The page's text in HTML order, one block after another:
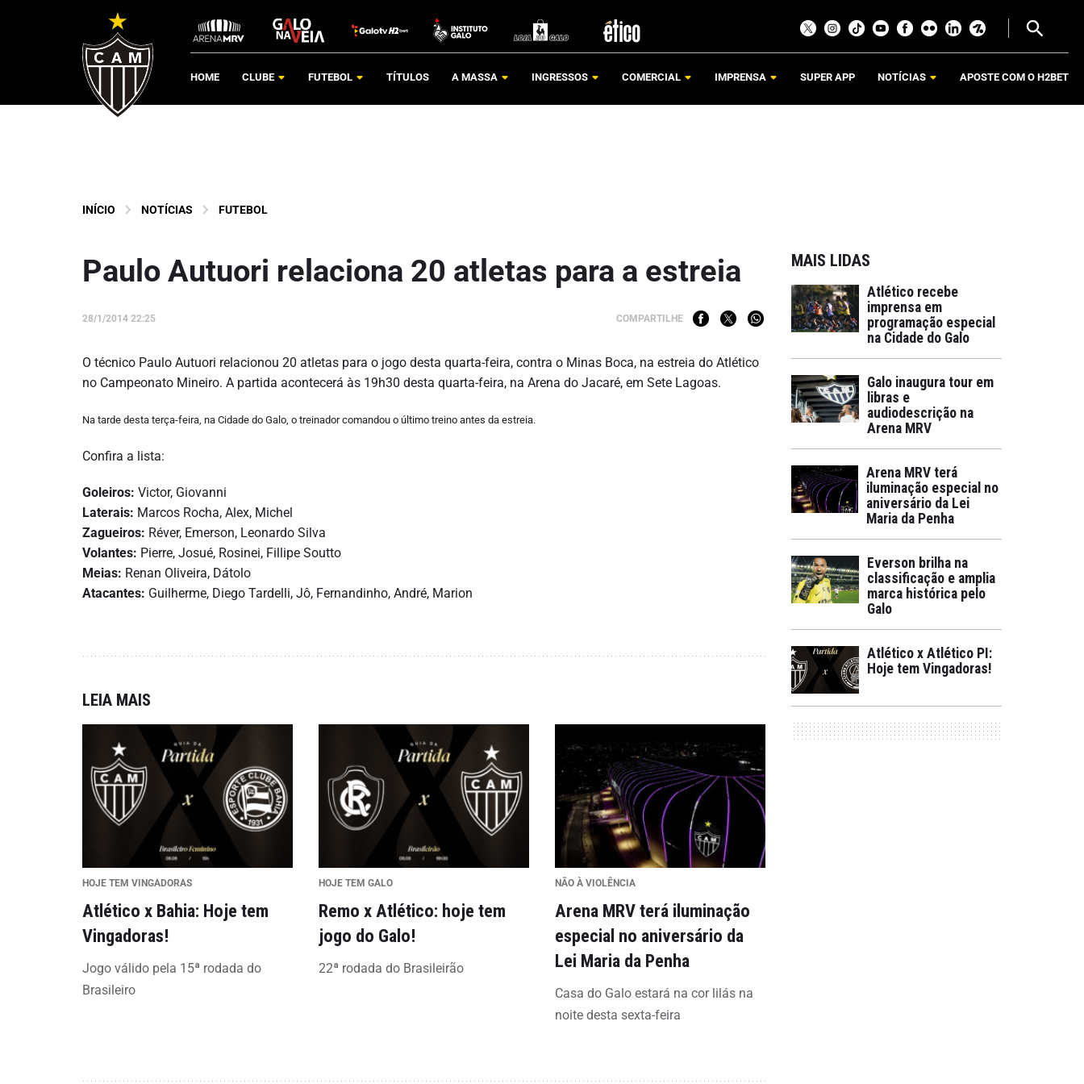
HOME CLUBE FUTEBOL TÍTULOS A MASSA INGRESSOS COMERCIAL IMPRENSA SUPER APP NOTÍCIAS APOSTE COM O H2BET
INÍCIO NOTÍCIAS FUTEBOL
Paulo Autuori relaciona 20 atletas para a estreia
28/1/2014 22:25 COMPARTILHE
O técnico Paulo Autuori relacionou 20 atletas para o jogo desta quarta-feira, contra o Minas Boca, na estreia do Atlético
no Campeonato Mineiro. A partida acontecerá às 19h30 desta quarta-feira, na Arena do Jacaré, em Sete Lagoas.
Na tarde desta terça-feira, na Cidade do Galo, o treinador comandou o último treino antes da estreia.
Confira a lista:
Goleiros: Victor, Giovanni
Laterais: Marcos Rocha, Alex, Michel
Zagueiros: Réver, Emerson, Leonardo Silva
Volantes: Pierre, Josué, Rosinei, Fillipe Soutto
Meias: Renan Oliveira, Dátolo
Atacantes: Guilherme, Diego Tardelli, Jô, Fernandinho, André, Marion
LEIA MAIS
HOJE TEM VINGADORAS
Atlético x Bahia: Hoje tem
Vingadoras!
Jogo válido pela 15ª rodada do
Brasileiro
HOJE TEM GALO
Remo x Atlético: hoje tem
jogo do Galo!
22ª rodada do Brasileirão
NÃO À VIOLÊNCIA
Arena MRV terá iluminação
especial no aniversário da
Lei Maria da Penha
Casa do Galo estará na cor lilás na
noite desta sexta-feira
MAIS LIDAS
Atlético recebe
imprensa em
programação especial
na Cidade do Galo
Galo inaugura tour em
libras e
audiodescrição na
Arena MRV
Arena MRV terá
iluminação especial no
aniversário da Lei
Maria da Penha
Everson brilha na
classificação e amplia
marca histórica pelo
Galo
Atlético x Atlético PI:
Hoje tem Vingadoras!